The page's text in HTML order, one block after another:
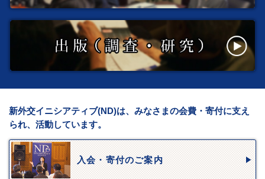
新外交イニシアティブ(ND)は、みなさまの会費・寄付に支え
られ、活動しています。
入会・寄付のご案内